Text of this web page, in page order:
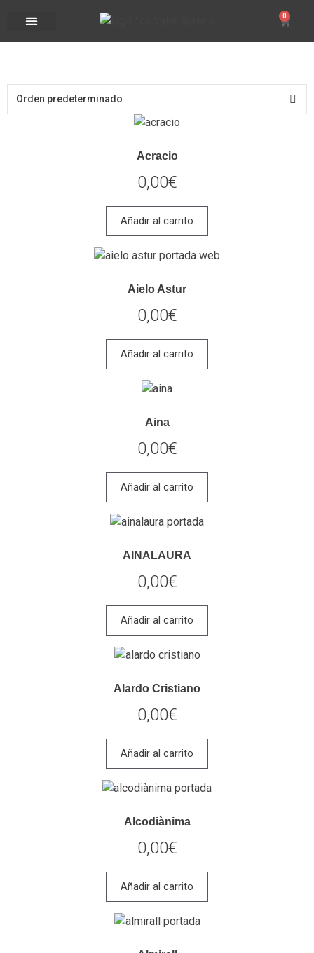
0
Acracio
0,00€
Añadir al carrito
Aielo Astur
0,00€
Añadir al carrito
Aina
0,00€
Añadir al carrito
AINALAURA
0,00€
Añadir al carrito
Alardo Cristiano
0,00€
Añadir al carrito
Alcodiànima
0,00€
Añadir al carrito